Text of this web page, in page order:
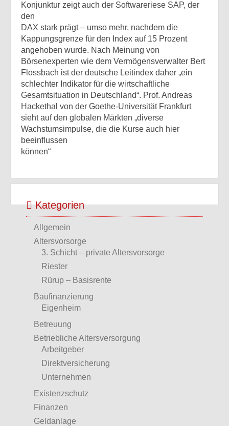
Konjunktur zeigt auch der Softwareriese SAP, der
den
DAX stark prägt – umso mehr, nachdem die
Kappungsgrenze für den Index auf 15 Prozent
angehoben wurde. Nach Meinung von
Börsenexperten wie dem Vermögensverwalter Bert
Flossbach ist der deutsche Leitindex daher „ein
schlechter Indikator für die wirtschaftliche
Gesamtsituation in Deutschland“. Prof. Andreas
Hackethal von der Goethe-Universität Frankfurt
sieht auf den globalen Märkten „diverse
Wachstumsimpulse, die die Kurse auch hier
beeinflussen
können“
Kategorien
Allgemein
Altersvorsorge
3. Schicht – private Altersvorsorge
Riester
Rürup – Basisrente
Baufinanzierung
Eigenheim
Betreuung
Betriebliche Altersversorgung
Arbeitgeber
Direktversicherung
Unternehmen
Existenzschutz
Finanzen
Geldanlage